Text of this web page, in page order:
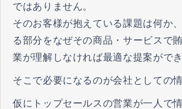
ではありません。
そのお客様が抱えている課題は何か
る部分をなぜその商品・サービスで
業が理解しなければ最適な提案がで
そこで必要になるのが会社としての情
仮にトップセールスの営業が一人で